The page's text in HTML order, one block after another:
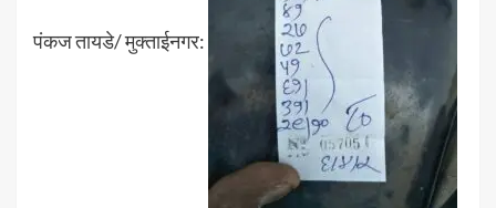
पंकज तायडे/ मुक्ताईनगर: